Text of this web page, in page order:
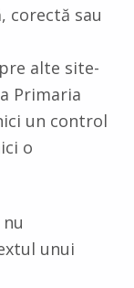
corectă sau
alte site-
Primaria
un control
o
unui